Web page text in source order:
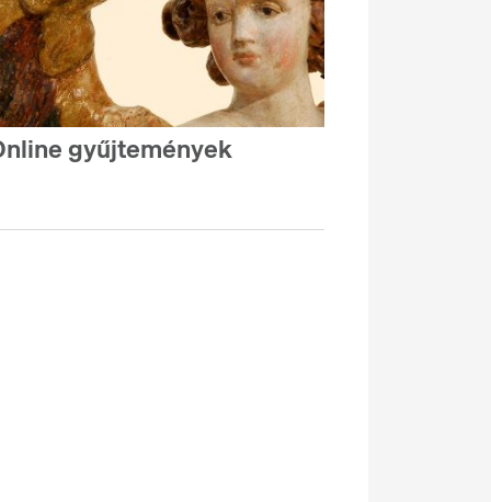
gyűjtemények